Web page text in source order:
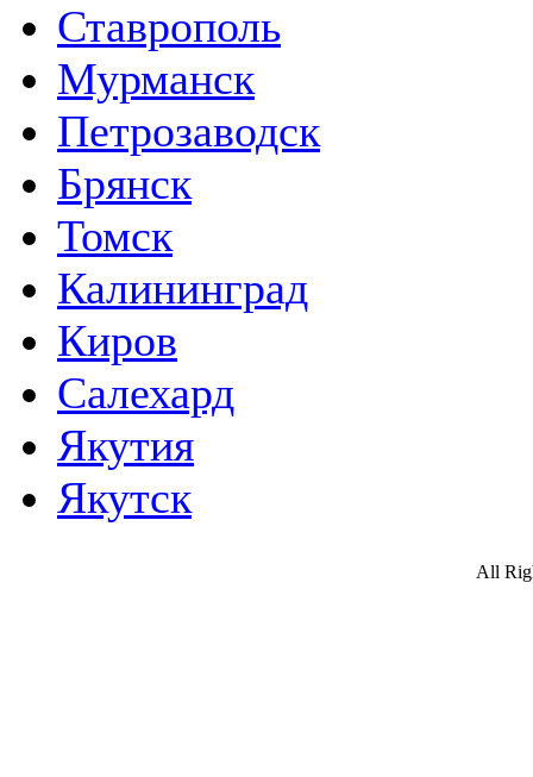
Ставрополь
Мурманск
Петрозаводск
Брянск
Томск
Калининград
Киров
Салехард
Якутия
Якутск
All